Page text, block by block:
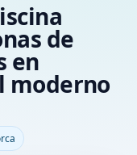
de
en
moderno